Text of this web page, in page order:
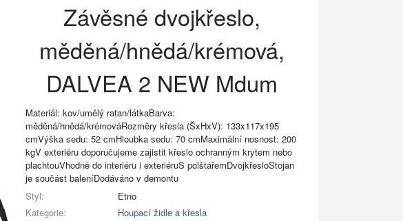
Závěsné dvojkřeslo,
měděná/hnědá/krémová,
DALVEA 2 NEW Mdum
Materiál: kov/umělý ratan/látkaBarva:
měděná/hnědá/krémováRozměry křesla (ŠxHxV): 133x117x195
cmVýška sedu: 52 cmHloubka sedu: 70 cmMaximální nosnost: 200
kgV exteriéru doporučujeme zajistit křeslo ochranným krytem nebo
plachtouVhodné do interiéru i exteriéruS polštářemDvojkřesloStojan
je součást baleníDodáváno v demontu
Styl:
Etno
Kategorie:
Houpací židle a křesla